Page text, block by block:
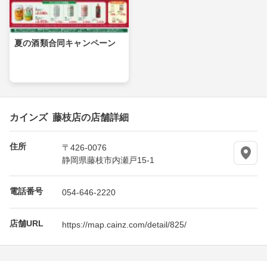
夏の酒類合同キャンペーン
カインズ 藤枝店の店舗詳細
住所
〒426-0076
静岡県藤枝市内瀬戸15-1
電話番号 054-646-2220
店舗URL https://map.cainz.com/detail/825/